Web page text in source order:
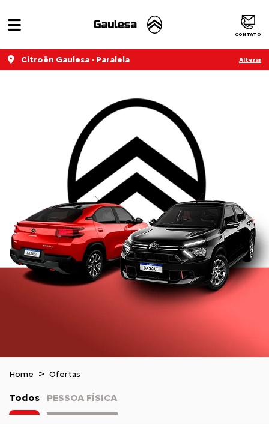
CONTATO
Citroën Gaulesa - Paralela Alterar
Home Ofertas
Todos PESSOA FÍSICA